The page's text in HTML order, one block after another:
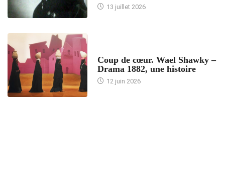
13 juillet 2026
Coup de cœur. Wael Shawky –
Drama 1882, une histoire
12 juin 2026